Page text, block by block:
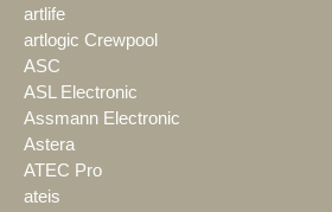
artlife
artlogic Crewpool
ASC
ASL Electronic
Assmann Electronic
Astera
ATEC Pro
ateis